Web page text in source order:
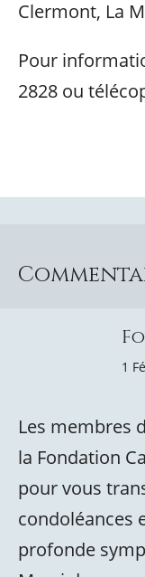
Clermont, La
Pour
2828 ou
1
Les membres
la Fondation
pour vous
condoléances
profonde